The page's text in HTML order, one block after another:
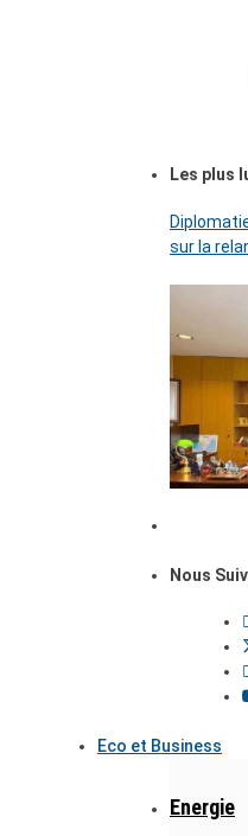
Les plus
sur la
Nous
Eco et Business
Energie